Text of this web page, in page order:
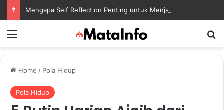
Home / Pola Hidup
Pola Hidup